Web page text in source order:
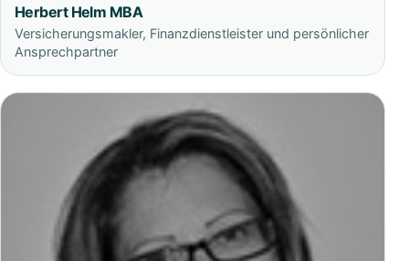
Herbert Helm MBA
Versicherungsmakler, Finanzdienstleister und persönlicher
Ansprechpartner